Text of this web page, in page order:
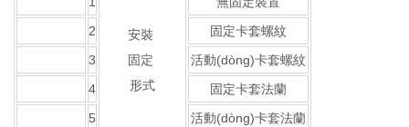
安裝
固定
形式
2
固定卡套螺紋
3
活動(dòng)卡套螺紋
4
固定卡套法蘭
5
活動(dòng)卡套法蘭